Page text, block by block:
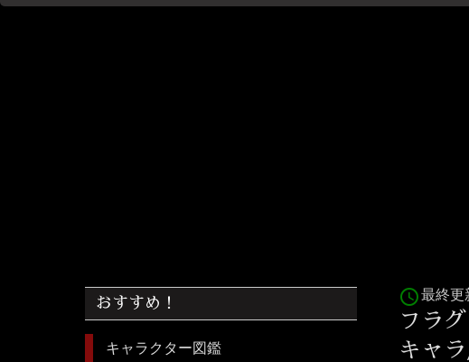
access_time 最終更
フラ
キャ
おすすめ！
キャラクター図鑑